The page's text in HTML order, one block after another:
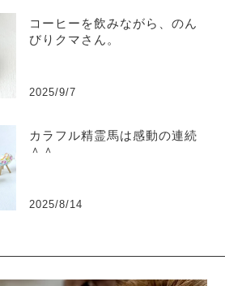
コーヒーを飲みながら、のん
びりクマさん。
2025/9/7
カラフル精霊馬は感動の連続
＾＾
2025/8/14